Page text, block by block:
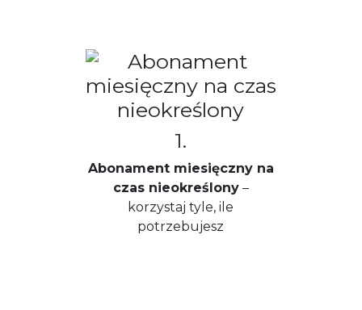
1.
Abonament miesięczny na
czas nieokreślony–
korzystaj tyle, ile
potrzebujesz